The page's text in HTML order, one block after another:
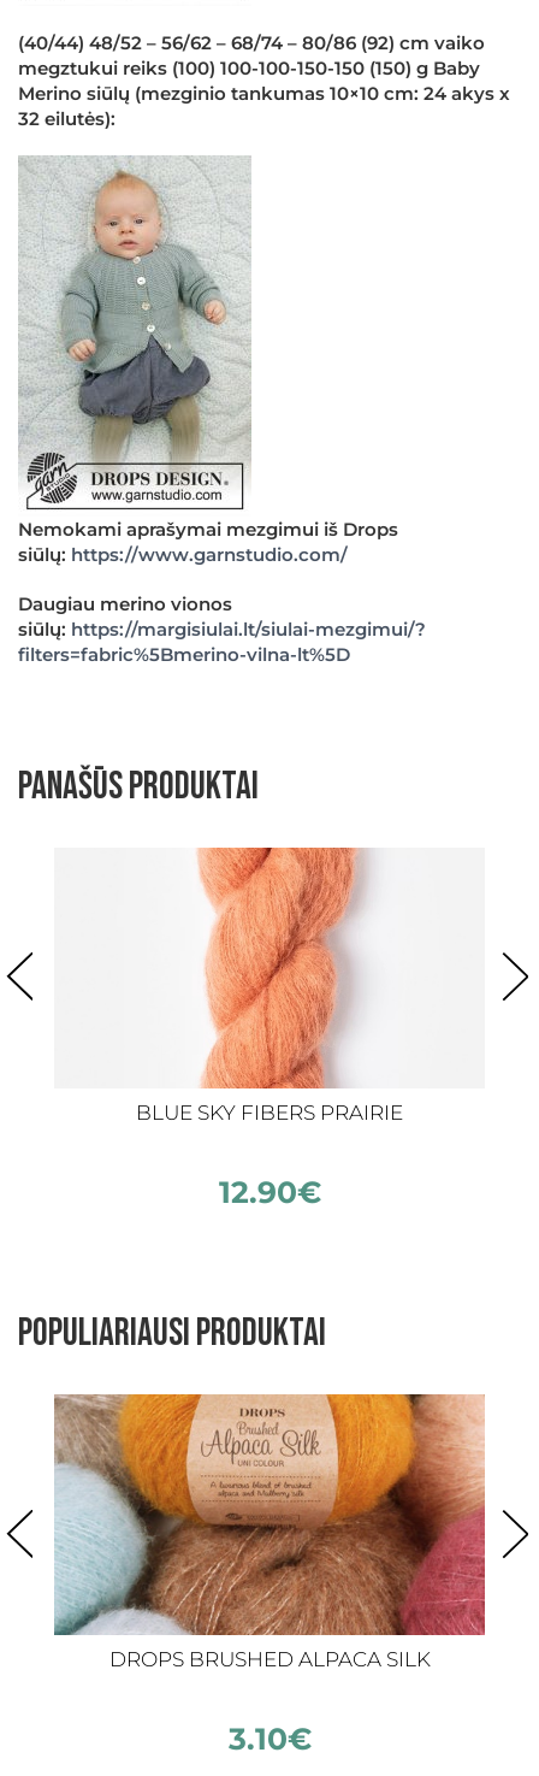
(40/44) 48/52 – 56/62 – 68/74 – 80/86 (92) cm vaiko
megztukui reiks (100) 100-100-150-150 (150) g Baby
Merino siūlų (mezginio tankumas 10×10 cm: 24 akys x
32 eilutės):
Nemokami aprašymai mezgimui iš Drops
siūlų: https://www.garnstudio.com/
Daugiau merino vionos
siūlų: https://margisiulai.lt/siulai-mezgimui/?
filters=fabric%5Bmerino-vilna-lt%5D
Panašūs produktai
BLUE SKY FIBERS PRAIRIE
12.90€
Populiariausi produktai
DROPS BRUSHED ALPACA SILK
3.10€